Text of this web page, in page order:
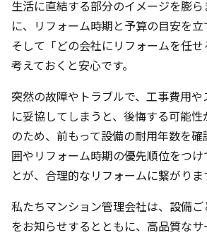
生活に直結する部分のイメージを膨
に、リフォーム時期と予算の目安を立
そして「どの会社にリフォームを任
考えておくと安心です。
突然の故障やトラブルで、工事費用
に妥協してしまうと、後悔する可能
のため、前もって設備の耐用年数を
囲やリフォーム時期の優先順位をつ
とが、合理的なリフォームに繋がりま
私たちマンション管理会社は、設備
をお知らせするとともに、高品質な